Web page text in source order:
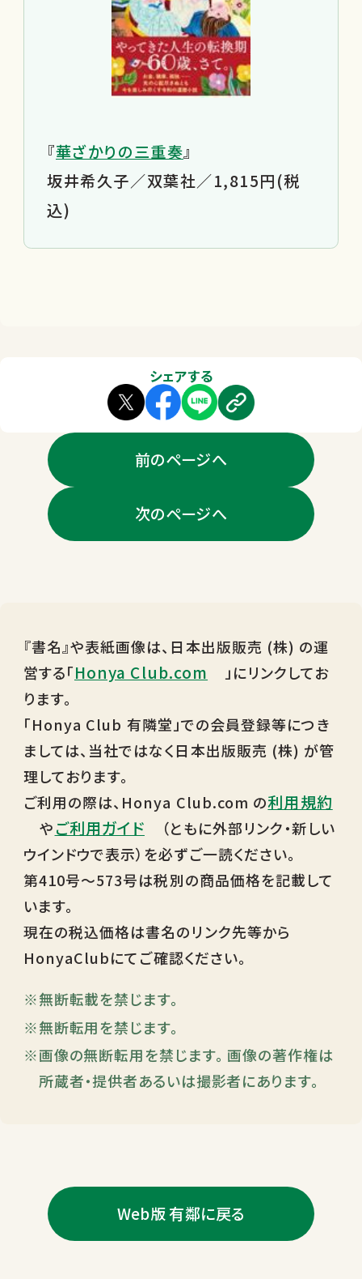
『華ざかりの三重奏』
坂井希久子／双葉社／1,815円(税
込)
シェアする
前のページへ
次のページへ
『書名』や表紙画像は、日本出版販売 (株) の運
営する「Honya Club.com
」にリンクしてお
ります。
「Honya Club 有隣堂」での会員登録等につき
ましては、当社ではなく日本出版販売 (株) が管
理しております。
ご利用の際は、Honya Club.com の利用規約
やご利用ガイド
（ともに外部リンク・新しい
ウインドウで表示）を必ずご一読ください。
第410号～573号は税別の商品価格を記載して
います。
現在の税込価格は書名のリンク先等から
HonyaClubにてご確認ください。
無断転載を禁じます。
無断転用を禁じます。
画像の無断転用を禁じます。 画像の著作権は
所蔵者・提供者あるいは撮影者にあります。
Web版 有鄰に戻る